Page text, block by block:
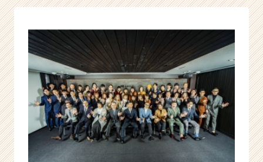
り
い
を
す
る
会
社
|
ベ